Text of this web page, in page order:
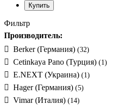
Фильтр
Производитель:
Berker (Германия) (32)
Cetinkaya Pano (Турция) (1)
E.NEXT (Украина) (1)
Hager (Германия) (5)
Vimar (Италия) (14)